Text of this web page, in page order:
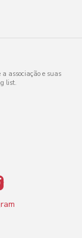
a associação e suas
list.